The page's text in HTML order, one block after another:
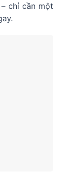
chỉ cần một